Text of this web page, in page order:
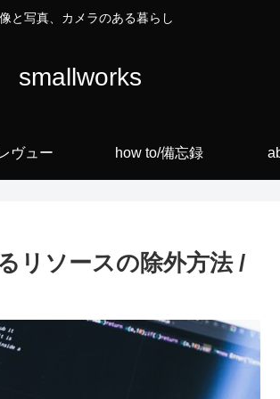
と写真、カメラのある暮らし
smallworks
ヴュー how to/備忘録
リソースの除外方法 /